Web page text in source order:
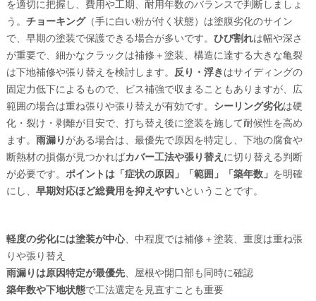
を適切に把握し、費用や工期、耐用年数のバランスで判断しましょ
う。 チョーキング（手に白い粉が付く状態）は塗膜劣化のサイン
で、早期の塗装で保護できる場合が多いです。 ひび割れは幅や深さ
が重要で、細かなクラックは補修＋塗装、構造に達する大きな亀裂
は下地補修や張り替えを検討します。 反り・浮きはサイディングの
固定力低下によるもので、ビス補強で収まることもありますが、広
範囲の場合は重ね張りや張り替えが有効です。 シーリング劣化は硬
化・裂け・剥離が目安で、打ち替え後に塗装を施して耐候性を高め
ます。 雨漏り がある場合は、最優先で原因を特定し、下地の腐食や
断熱材の損傷が見つかればカバー工法や張り替え に切り替える判断
が必要です。 ポイントは「症状の原因」「範囲」「築年数」 を明確
にし、 早期対応ほど総費用を抑えやすいということです。
軽度の劣化には塗装が中心、中程度では補修＋塗装、重度は重ね張
りや張り替え
雨漏りは原因特定が最優先、屋根や開口部も同時に確認
築年数や下地状態で工法選定を見直すことも重要